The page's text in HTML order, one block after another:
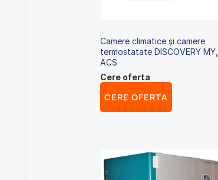
Camere climatice și camere
termostatate DISCOVERY MY,
ACS
Cere oferta
CERE OFERTA